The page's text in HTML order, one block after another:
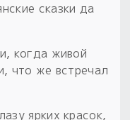
сказки да
когда живой
что же встречал
ярких красок,